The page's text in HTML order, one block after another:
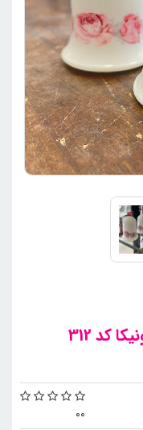
کد 312
00